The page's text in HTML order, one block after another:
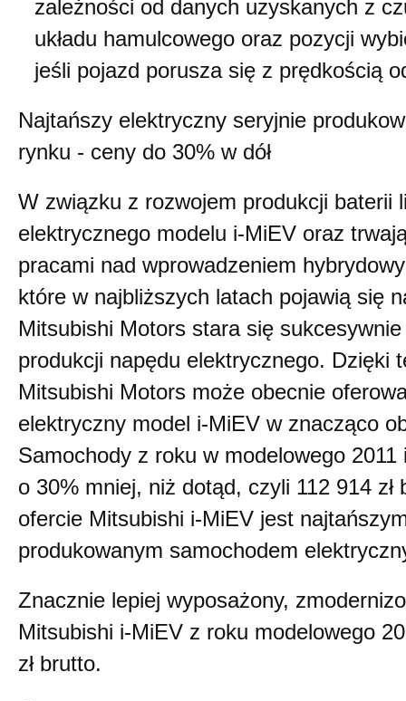
zależności od danych uzyskanych z
układu hamulcowego oraz pozycji
jeśli pojazd porusza się z prędkością
Najtańszy elektryczny seryjnie
rynku - ceny do 30% w dół
W związku z rozwojem produkcji baterii
elektrycznego modelu i-MiEV oraz
pracami nad wprowadzeniem
które w najbliższych latach pojawią się
Mitsubishi Motors stara się
produkcji napędu elektrycznego. Dzięki
Mitsubishi Motors może obecnie
elektryczny model i-MiEV w znacząco
Samochody z roku w modelowego
o 30% mniej, niż dotąd, czyli 112 914 zł
ofercie Mitsubishi i-MiEV jest
produkowanym samochodem
Znacznie lepiej wyposażony,
Mitsubishi i-MiEV z roku modelowego
zł brutto.